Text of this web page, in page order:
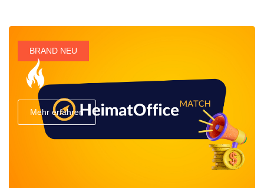
BRAND NEU
Mehr erfahren